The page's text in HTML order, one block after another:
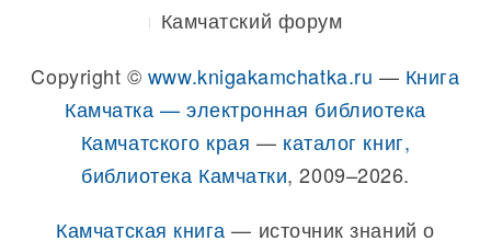
Камчатский форум
Copyright © www.knigakamchatka.ru — Книга
Камчатка — электронная библиотека
Камчатского края — каталог книг,
библиотека Камчатки, 2009–2026.
Камчатская книга — источник знаний о